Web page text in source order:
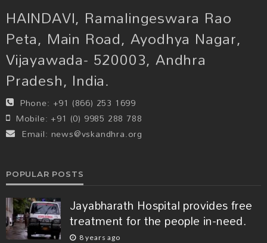
HAINDAVI, Ramalingeswara Rao
Peta, Main Road, Ayodhya Nagar,
Vijayawada- 520003, Andhra
Pradesh, India.
Phone: +91 (866) 253 1699
Mobile: +91 (0) 9985 288 788
Email: news@vskandhra.org
POPULAR POSTS
Jayabharath Hospital provides free
treatment for the people in-need.
8 years ago